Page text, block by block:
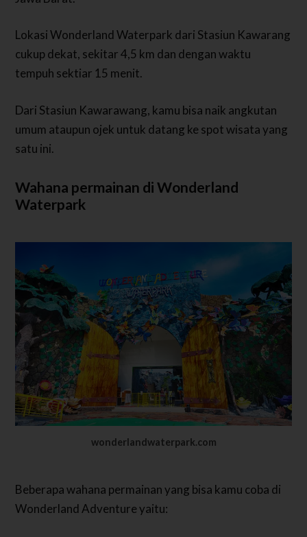
Lokasi Wonderland Waterpark dari Stasiun Kawarang
cukup dekat, sekitar 4,5 km dan dengan waktu
tempuh sektiar 15 menit.
Dari Stasiun Kawarawang, kamu bisa naik angkutan
umum ataupun ojek untuk datang ke spot wisata yang
satu ini.
Wahana permainan di Wonderland
Waterpark
wonderlandwaterpark.com
Beberapa wahana permainan yang bisa kamu coba di
Wonderland Adventure yaitu: